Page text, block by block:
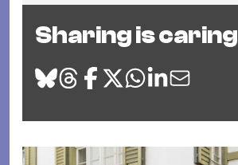
Sharing is caring